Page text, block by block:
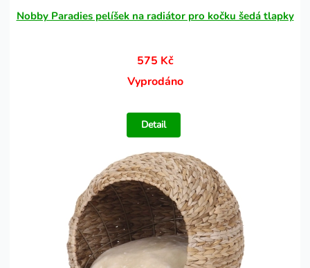
Nobby Paradies pelíšek na radiátor pro kočku šedá tlapky
575 Kč
Vyprodáno
Detail